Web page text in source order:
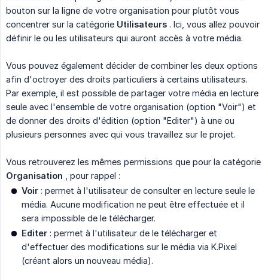
bouton sur la ligne de votre organisation pour plutôt vous
concentrer sur la catégorie Utilisateurs . Ici, vous allez pouvoir
définir le ou les utilisateurs qui auront accès à votre média.
Vous pouvez également décider de combiner les deux options
afin d'octroyer des droits particuliers à certains utilisateurs.
Par exemple, il est possible de partager votre média en lecture
seule avec l'ensemble de votre organisation (option "Voir") et
de donner des droits d'édition (option "Editer") à une ou
plusieurs personnes avec qui vous travaillez sur le projet.
Vous retrouverez les mêmes permissions que pour la catégorie
Organisation , pour rappel :
Voir : permet à l'utilisateur de consulter en lecture seule le
média. Aucune modification ne peut être effectuée et il
sera impossible de le télécharger.
Editer : permet à l'utilisateur de le télécharger et
d'effectuer des modifications sur le média via K.Pixel
(créant alors un nouveau média).